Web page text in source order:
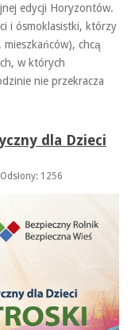
edycji Horyzontów.
i ósmoklasistki, którzy
chcą
w których
nie przekracza
dla Dzieci
Odsłony: 1256